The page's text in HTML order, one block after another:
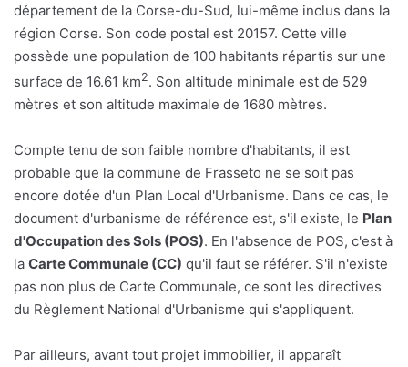
département de la Corse-du-Sud, lui-même inclus dans la
région Corse. Son code postal est 20157. Cette ville
possède une population de 100 habitants répartis sur une
surface de 16.61 km2. Son altitude minimale est de 529
mètres et son altitude maximale de 1680 mètres.
Compte tenu de son faible nombre d'habitants, il est
probable que la commune de Frasseto ne se soit pas
encore dotée d'un Plan Local d'Urbanisme. Dans ce cas, le
document d'urbanisme de référence est, s'il existe, le Plan
d'Occupation des Sols (POS). En l'absence de POS, c'est à
la Carte Communale (CC) qu'il faut se référer. S'il n'existe
pas non plus de Carte Communale, ce sont les directives
du Règlement National d'Urbanisme qui s'appliquent.
Par ailleurs, avant tout projet immobilier, il apparaît